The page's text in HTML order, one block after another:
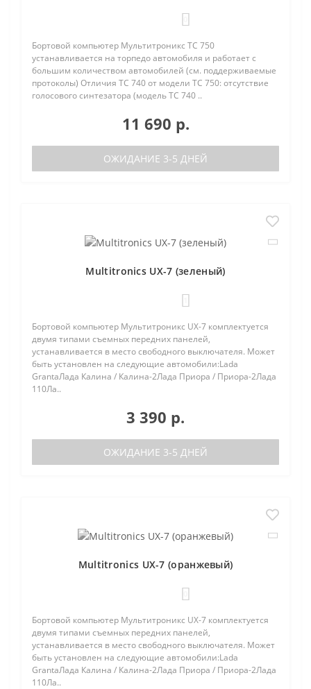
Бортовой компьютер Мультитроникс TC 750
устанавливается на торпедо автомобиля и работает с
большим количеством автомобилей (см. поддерживаемые
протоколы) Отличия TC 740 от модели TC 750: отсутствие
голосового синтезатора (модель TC 740 ..
11 690 р.
ОЖИДАНИЕ 3-5 ДНЕЙ
Multitronics UX-7 (зеленый)
Бортовой компьютер Мультитроникс UX-7 комплектуется
двумя типами съемных передних панелей,
устанавливается в место свободного выключателя. Может
быть установлен на следующие автомобили:Lada
GrantaЛада Калина / Калина-2Лада Приора / Приора-2Лада
110Ла..
3 390 р.
ОЖИДАНИЕ 3-5 ДНЕЙ
Multitronics UX-7 (оранжевый)
Бортовой компьютер Мультитроникс UX-7 комплектуется
двумя типами съемных передних панелей,
устанавливается в место свободного выключателя. Может
быть установлен на следующие автомобили:Lada
GrantaЛада Калина / Калина-2Лада Приора / Приора-2Лада
110Ла..